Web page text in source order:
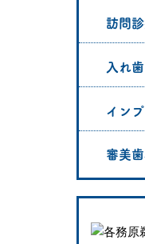
訪問
入れ
イン
審美